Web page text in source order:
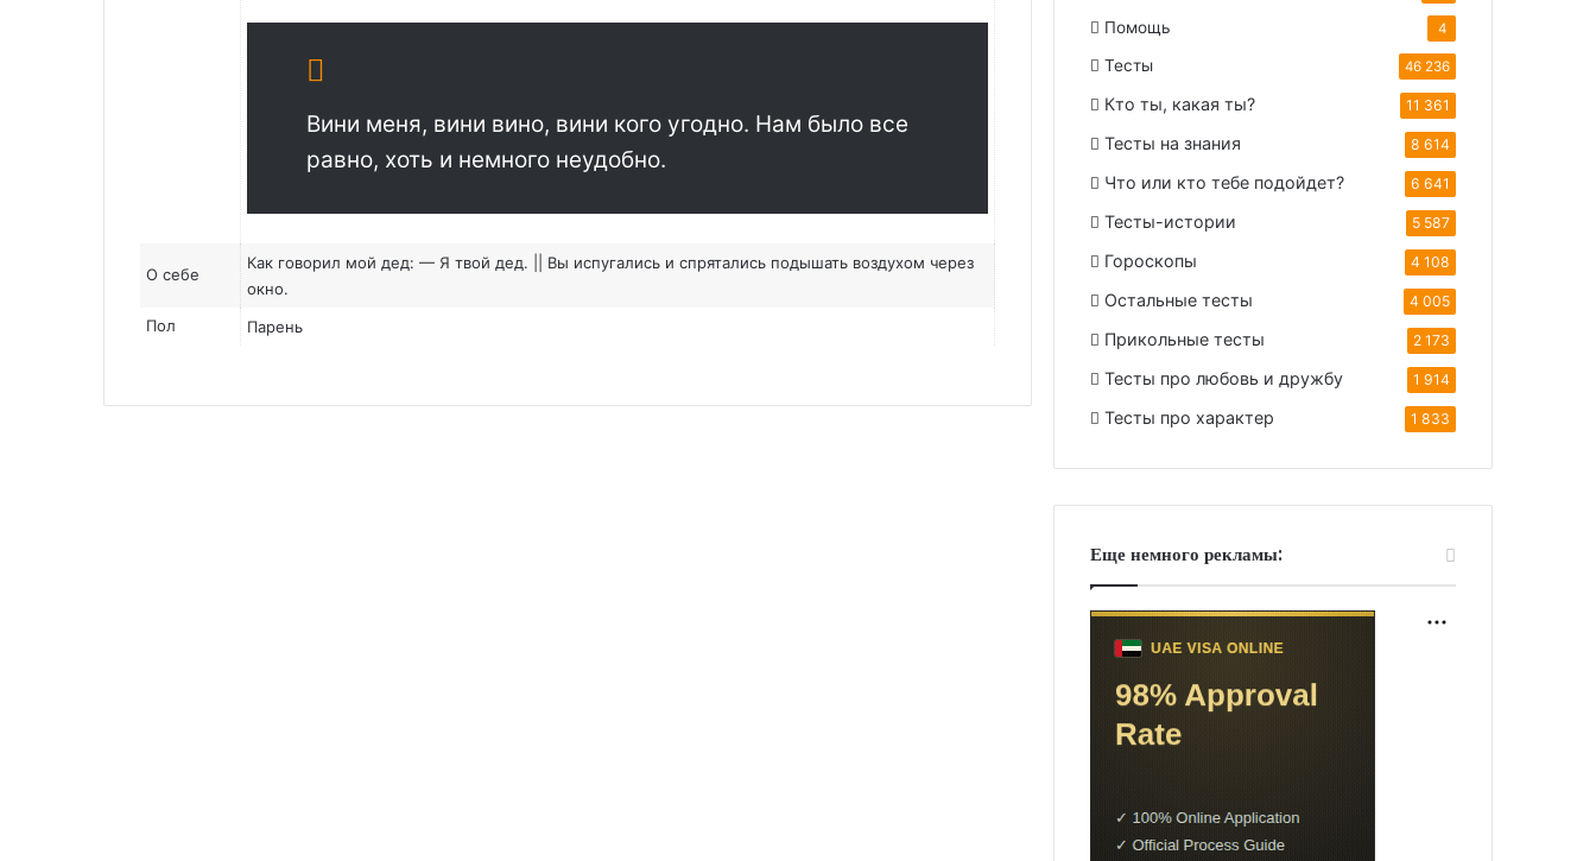
Вини меня, вини вино, вини кого угодно. Нам было все
равно, хоть и немного неудобно.
О себе
Как говорил мой дед: — Я твой дед. || Вы испугались и спрятались подышать воздухом через
окно.
Пол
Парень
Помощь 4
Тесты 46 236
Кто ты, какая ты? 11 361
Тесты на знания 8 614
Что или кто тебе подойдет? 6 641
Тесты-истории 5 587
Гороскопы 4 108
Остальные тесты 4 005
Прикольные тесты 2 173
Тесты про любовь и дружбу 1 914
Тесты про характер 1 833
Еще немного рекламы: